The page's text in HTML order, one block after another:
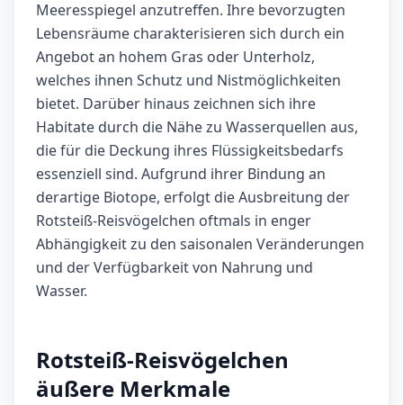
Meeresspiegel anzutreffen. Ihre bevorzugten
Lebensräume charakterisieren sich durch ein
Angebot an hohem Gras oder Unterholz,
welches ihnen Schutz und Nistmöglichkeiten
bietet. Darüber hinaus zeichnen sich ihre
Habitate durch die Nähe zu Wasserquellen aus,
die für die Deckung ihres Flüssigkeitsbedarfs
essenziell sind. Aufgrund ihrer Bindung an
derartige Biotope, erfolgt die Ausbreitung der
Rotsteiß-Reisvögelchen oftmals in enger
Abhängigkeit zu den saisonalen Veränderungen
und der Verfügbarkeit von Nahrung und
Wasser.
Rotsteiß-Reisvögelchen
äußere Merkmale